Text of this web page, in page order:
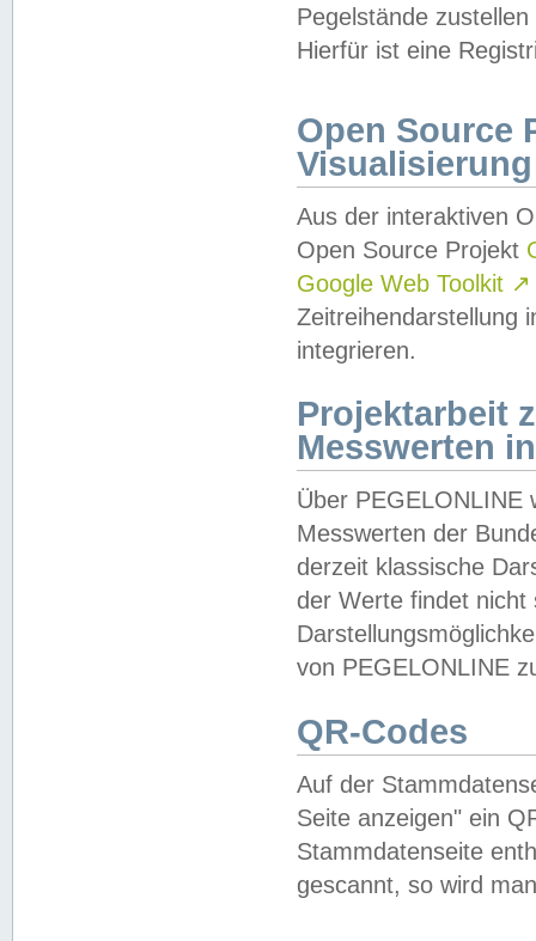
Pegelstände
Hierfür ist eine
Open Source
Visualisierung
Aus der interaktiven
Open Source Projekt
Google Web Toolkit ↗
Zeitreihendarstellung
integrieren.
Projektarbeit
Messwerten
Über PEGELONLINE
Messwerten der
derzeit klassische
der Werte findet
von PEGELONLINE
QR-Codes
Auf der
Seite anzeigen" ein
Stammdatenseite
gescannt, so wird